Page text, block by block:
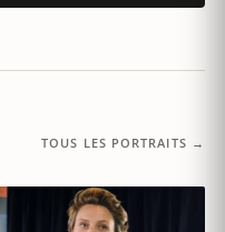
TOUS LES PORTRAITS →